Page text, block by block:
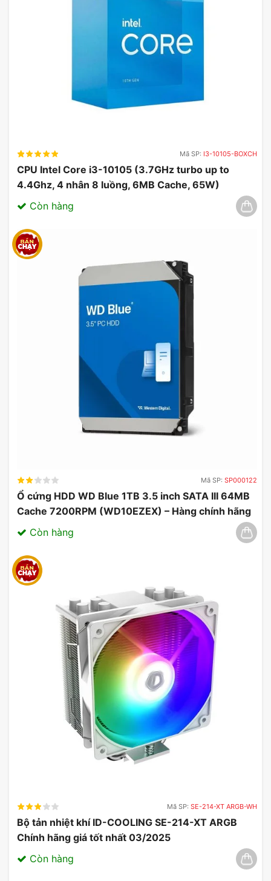
Mã SP: I3-10105-BOXCH
CPU Intel Core i3-10105 (3.7GHz turbo up to
4.4Ghz, 4 nhân 8 luồng, 6MB Cache, 65W)
03/2025
Còn hàng
Mã SP: SP000122
Ổ cứng HDD WD Blue 1TB 3.5 inch SATA III 64MB
Cache 7200RPM (WD10EZEX) – Hàng chính hãng
03/2025
Còn hàng
Mã SP: SE-214-XT ARGB-WH
Bộ tản nhiệt khí ID-COOLING SE-214-XT ARGB
Chính hãng giá tốt nhất 03/2025
Còn hàng